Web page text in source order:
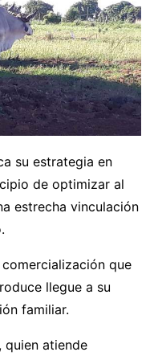
su estrategia en
de optimizar al
estrecha vinculación
que
llegue a su
familiar.
quien atiende